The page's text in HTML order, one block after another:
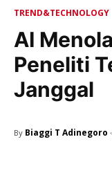
TREND&TECHNOLOGY
AI
Peneliti
Janggal
By Biaggi T Adinegoro